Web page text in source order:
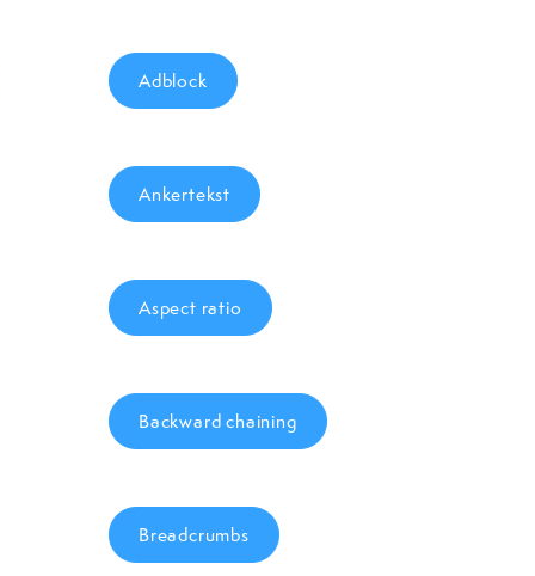
Adblock
Ankertekst
Aspect ratio
Backward chaining
Breadcrumbs